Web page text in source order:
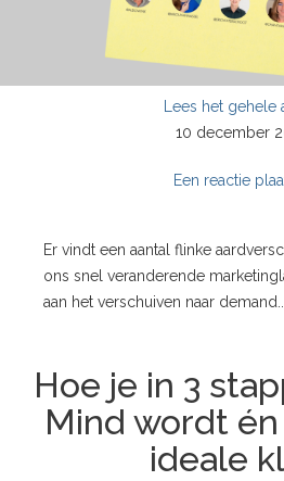
Lees het gehele
10 december
Een reactie
Er vindt een aantal flinke
ons snel veranderende
aan het verschuiven naar
Hoe je in 3
Mind wordt
ideale